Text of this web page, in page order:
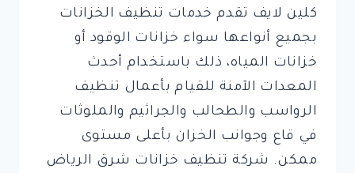
كلين لايف تقدم خدمات تنظيف الخزانات
بجميع أنواعها سواء خزانات الوقود أو
خزانات المياه، ذلك باستخدام أحدث
المعدات الآمنة للقيام بأعمال تنظيف
الرواسب والطحالب والجراثيم والملوثات
في قاع وجوانب الخزان بأعلى مستوى
ممكن. شركة تنظيف خزانات شرق الرياض